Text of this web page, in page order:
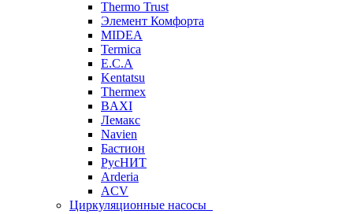
Thermo Trust
Элемент Комфорта
MIDEA
Termica
E.C.A
Kentatsu
Thermex
BAXI
Лемакс
Navien
Бастион
РусНИТ
Arderia
ACV
Циркуляционные насосы